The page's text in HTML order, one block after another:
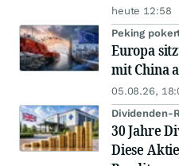
heute 12:58
Peking
Europa
mit China
05.08.26,
Dividenden-
30 Jahre
Diese